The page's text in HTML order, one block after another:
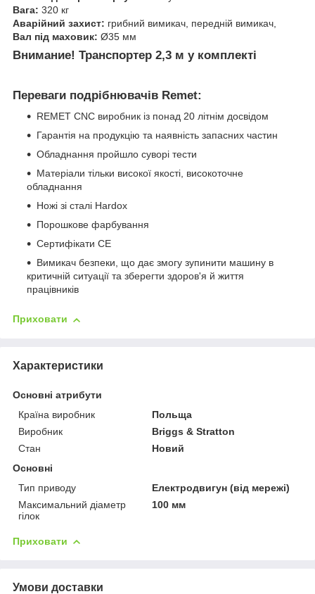
Вага: 320 кг
Аварійний захист: грибний вимикач, передній вимикач,
Вал під маховик: Ø35 мм
Внимание! Транспортер 2,3 м у комплекті
Переваги подрібнювачів Remet:
REMET CNC виробник із понад 20 літнім досвідом
Гарантія на продукцію та наявність запасних частин
Обладнання пройшло суворі тести
Матеріали тільки високої якості, високоточне
обладнання
Ножі зі сталі Hardox
Порошкове фарбування
Сертифікати СЕ
Вимикач безпеки, що дає змогу зупинити машину в
критичній ситуації та зберегти здоров'я й життя
працівників
Приховати
Характеристики
Основні атрибути
Країна виробник
Польща
Виробник
Briggs & Stratton
Стан
Новий
Основні
Тип приводу
Електродвигун (від мережі)
Максимальний діаметр
гілок
100 мм
Приховати
Умови доставки